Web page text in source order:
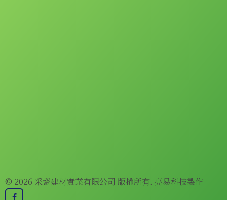
© 2026 采瓷建材實業有限公司 版權所有. 亮易科技製作